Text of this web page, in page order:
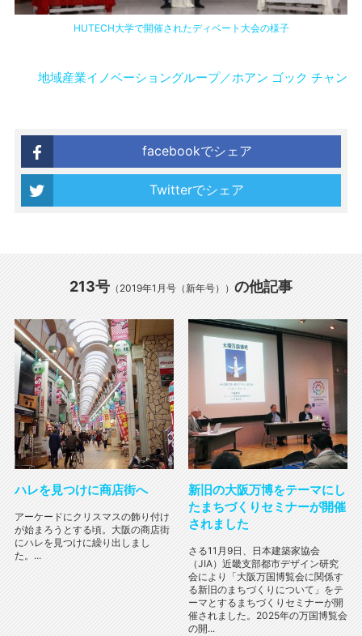
HUTECH大学で開催されたディベート大会の様子
地域産業イノベーショングループ／ホアン ゴック チャン
facebookでシェア
Twitterでシェア
213号 （2019年1月号（新年号）） の他記事
ハレを見つけに商店街へ
アーケードにクリスマスの飾り付け
が始まろうとする頃。大阪の商店街
にハレを見つけに繰り出しまし
た。...
新旧の大阪万博をテーマにし
たまちづくりセミナーが開催
されました
さる11月9日、日本建築家協会
（JIA）近畿支部都市デザイン研究
会により「大阪万国博覧会に関係す
る新旧のまちづくりについて」をテ
ーマとするまちづくりセミナーが開
催されました。2025年の万国博覧会
の開...